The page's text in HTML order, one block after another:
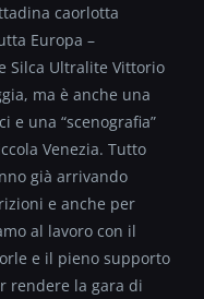
caorlotta
Europa –
Silca Ultralite Vittorio
ma è anche una
e una “scenografia”
Venezia. Tutto
già arrivando
e anche per
al lavoro con il
e il pieno supporto
rendere la gara di